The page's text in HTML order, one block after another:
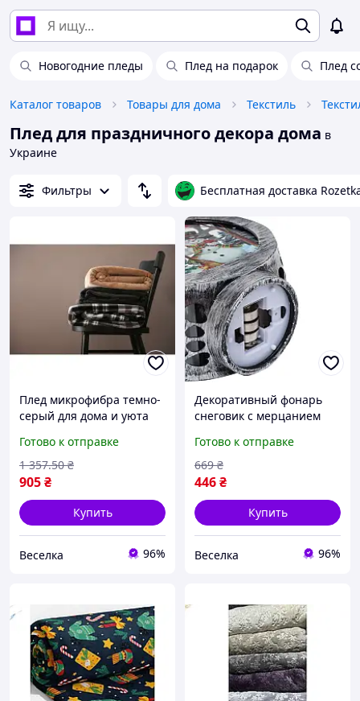
Новогодние пледы Плед на подарок Плед
Каталог товаров Товары для дома Текстиль
Плед для праздничного декора дома в
Украине
Фильтры Бесплатная доставка
Плед микрофибра темно-
серый для дома и уюта
декора FLAME
Готово к отправке
905₴
1 357.50 ₴
Купить
Веселка 96%
Декоративный фонарь
снеговик с мерцанием
доме и праздничного
декора FLAME
Готово к отправке
446₴
669 ₴
Купить
Веселка 96%